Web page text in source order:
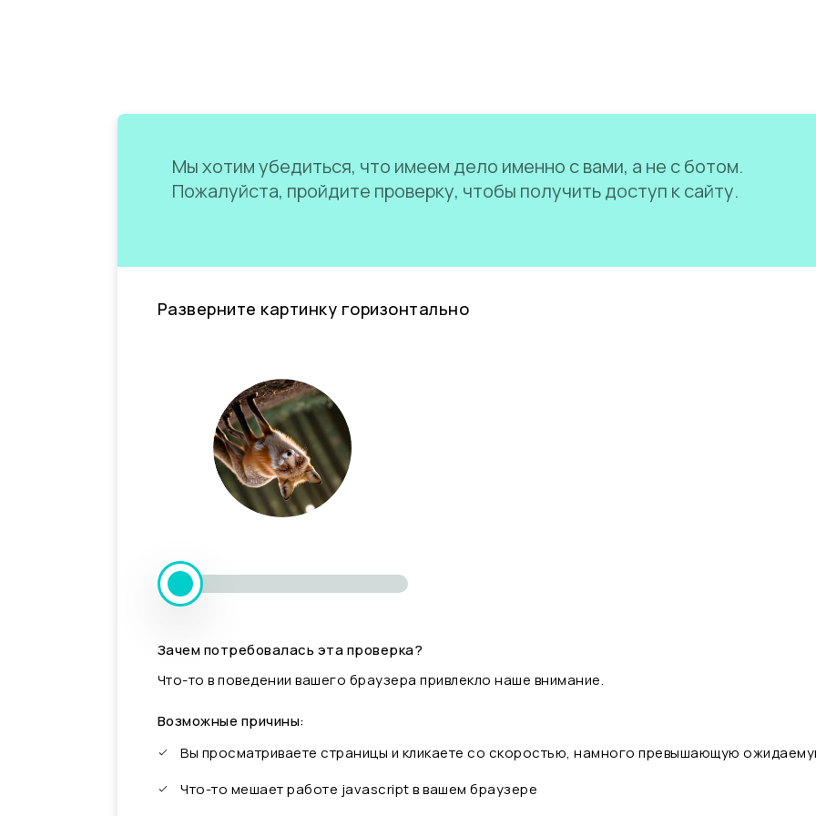
Мы хотим убедиться, что имеем дело именно с вами, а не с ботом.
Пожалуйста, пройдите проверку, чтобы получить доступ к сайту.
Разверните картинку горизонтально
Зачем потребовалась эта проверка?
Что-то в поведении вашего браузера привлекло наше внимание.
Возможные причины:
Вы просматриваете страницы и кликаете со скоростью, намного превышающую
Что-то мешает работе javascript в вашем браузере